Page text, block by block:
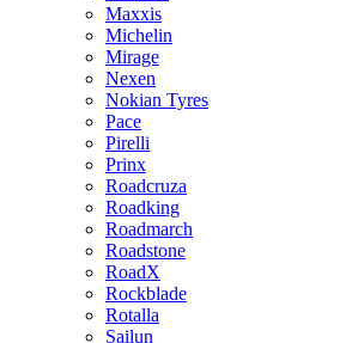
Maxxis
Michelin
Mirage
Nexen
Nokian Tyres
Pace
Pirelli
Prinx
Roadcruza
Roadking
Roadmarch
Roadstone
RoadX
Rockblade
Rotalla
Sailun